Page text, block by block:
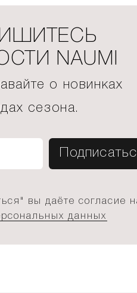
NAUMI
о новинках
сезона.
вы даёте согласие
данных